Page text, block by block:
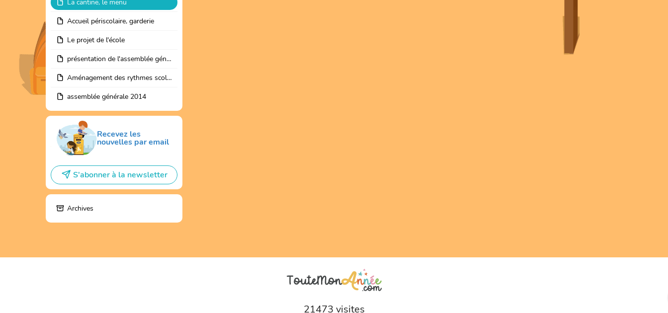
La cantine, le menu
Accueil périscolaire, garderie
Le projet de l'école
présentation de l'assemblée générale du mois d'Octobre 2013
Aménagement des rythmes scolaires à l'école St Joseph
assemblée générale 2014
Recevez les
nouvelles par email
S'abonner à la newsletter
Archives
21473 visites